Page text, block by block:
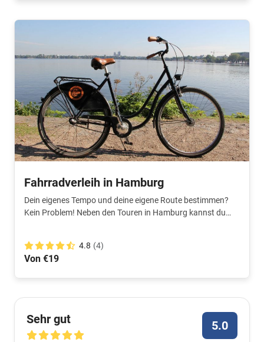
Fahrradverleih in Hamburg
Dein eigenes Tempo und deine eigene Route bestimmen?
Kein Problem! Neben den Touren in Hamburg kannst du
4.8 (4)
Von €19
Sehr gut 5.0